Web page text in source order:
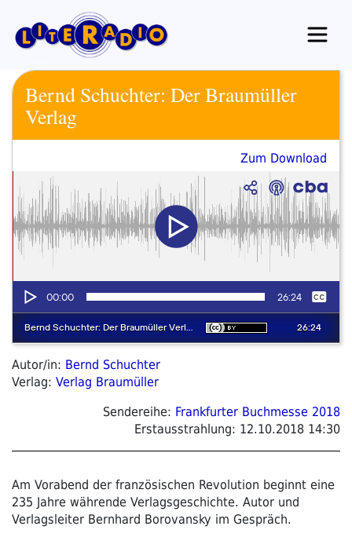
Inhalt
springen
Bernd Schuchter: Der Braumüller
Verlag
Zum Download
Autor/in: Bernd Schuchter
Verlag: Verlag Braumüller
Sendereihe: Frankfurter Buchmesse 2018
Erstausstrahlung: 12.10.2018 14:30
Am Vorabend der französischen Revolution beginnt eine
235 Jahre währende Verlagsgeschichte. Autor und
Verlagsleiter Bernhard Borovansky im Gespräch.